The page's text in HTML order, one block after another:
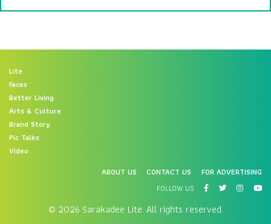
Lite
Faces
Better Living
Arts & Culture
Brand Story
Pic Talks
Video
ABOUT US
CONTACT US
FOR ADVERTISING
FOLLOW US
© 2026 Sarakadee Lite. All rights reserved.